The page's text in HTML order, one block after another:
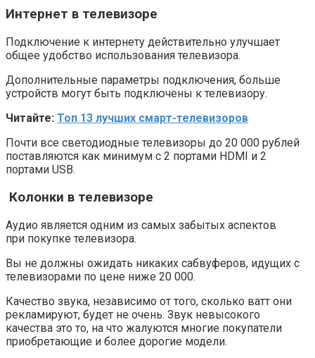
Интернет в телевизоре
Подключение к интернету действительно улучшает
общее удобство использования телевизора.
Дополнительные параметры подключения, больше
устройств могут быть подключены к телевизору.
Читайте: Топ 13 лучших смарт-телевизоров
Почти все светодиодные телевизоры до 20 000 рублей
поставляются как минимум с 2 портами HDMI и 2
портами USB.
Колонки в телевизоре
Аудио является одним из самых забытых аспектов
при покупке телевизора.
Вы не должны ожидать никаких сабвуферов, идущих с
телевизорами по цене ниже 20 000.
Качество звука, независимо от того, сколько ватт они
рекламируют, будет не очень. Звук невысокого
качества это то, на что жалуются многие покупатели
приобретающие и более дорогие модели.